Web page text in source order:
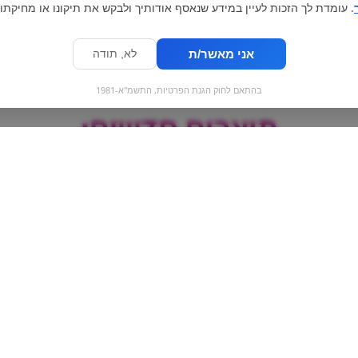
מוצרים חדשים:
. עומדת לך הזכות לעיין במידע שנאסף אודותיך ולבקש את תיקונו או
אני מאשר/ת לא, תודה
בהתאם לחוק הגנת הפרטיות, התשמ"א-1981